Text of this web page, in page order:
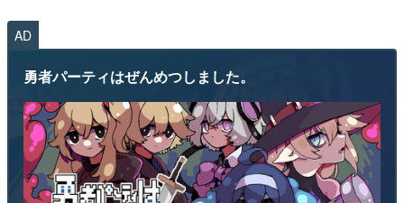
AD
勇者パーティはぜんめつしました。